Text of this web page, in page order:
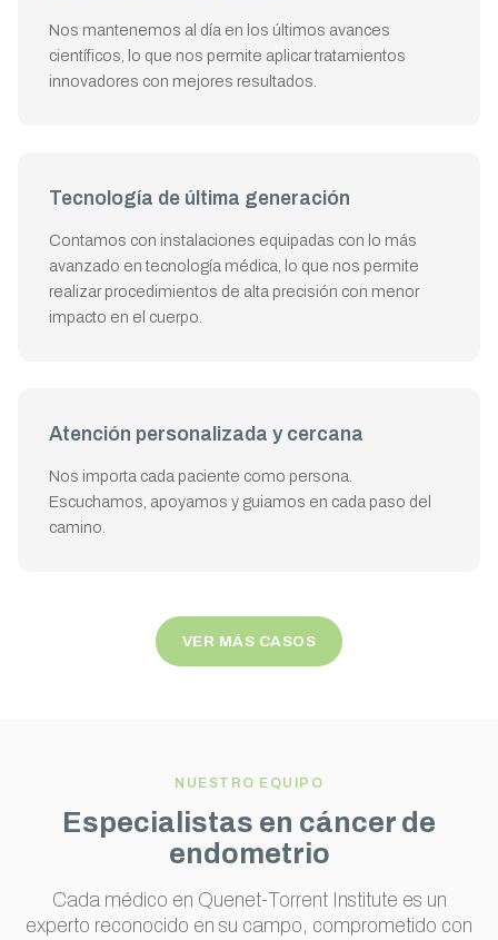
Nos mantenemos al día en los últimos avances
científicos, lo que nos permite aplicar tratamientos
innovadores con mejores resultados.
Tecnología de última generación
Contamos con instalaciones equipadas con lo más
avanzado en tecnología médica, lo que nos permite
realizar procedimientos de alta precisión con menor
impacto en el cuerpo.
Atención personalizada y cercana
Nos importa cada paciente como persona.
Escuchamos, apoyamos y guiamos en cada paso del
camino.
VER MÁS CASOS
NUESTRO EQUIPO
Especialistas en cáncer de
endometrio
Cada médico en Quenet-Torrent Institute es un
experto reconocido en su campo, comprometido con